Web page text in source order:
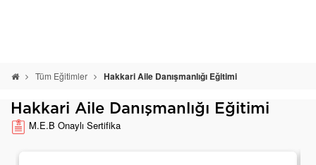
Tüm Eğitimler Hakkari Aile Danışmanlığı Eğitimi
Hakkari Aile Danışmanlığı Eğitimi
M.E.B Onaylı Sertifika